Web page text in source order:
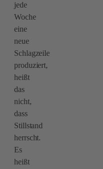
jede
Woche
eine
neue
Schlagzeile
produziert,
heißt
das
nicht,
dass
Stillstand
herrscht.
Es
heißt